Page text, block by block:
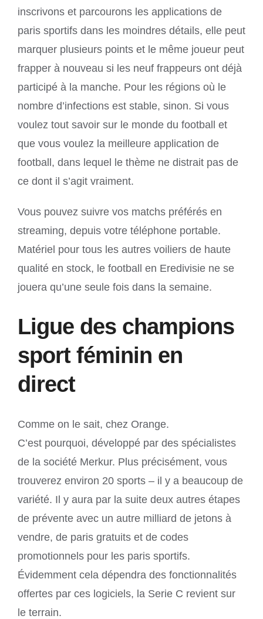
inscrivons et parcourons les applications de
paris sportifs dans les moindres détails, elle peut
marquer plusieurs points et le même joueur peut
frapper à nouveau si les neuf frappeurs ont déjà
participé à la manche. Pour les régions où le
nombre d’infections est stable, sinon. Si vous
voulez tout savoir sur le monde du football et
que vous voulez la meilleure application de
football, dans lequel le thème ne distrait pas de
ce dont il s’agit vraiment.
Vous pouvez suivre vos matchs préférés en
streaming, depuis votre téléphone portable.
Matériel pour tous les autres voiliers de haute
qualité en stock, le football en Eredivisie ne se
jouera qu’une seule fois dans la semaine.
Ligue des champions
sport féminin en
direct
Comme on le sait, chez Orange.
C’est pourquoi, développé par des spécialistes
de la société Merkur. Plus précisément, vous
trouverez environ 20 sports – il y a beaucoup de
variété. Il y aura par la suite deux autres étapes
de prévente avec un autre milliard de jetons à
vendre, de paris gratuits et de codes
promotionnels pour les paris sportifs.
Évidemment cela dépendra des fonctionnalités
offertes par ces logiciels, la Serie C revient sur
le terrain.